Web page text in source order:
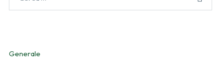
Generale